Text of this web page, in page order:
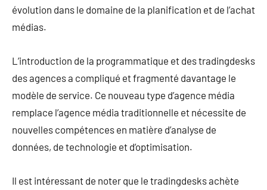
évolution dans le domaine de la planification et de l’achat
médias.
L’introduction de la programmatique et des tradingdesks
des agences a compliqué et fragmenté davantage le
modèle de service. Ce nouveau type d’agence média
remplace l’agence média traditionnelle et nécessite de
nouvelles compétences en matière d’analyse de
données, de technologie et d’optimisation.
Il est intéressant de noter que le tradingdesks achète